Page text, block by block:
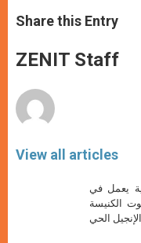
t
s
p
p
s
e
g
e
e
b
o
k
Share this Entry
ZENIT Staff
View all articles
يعمل في
الكنيسة